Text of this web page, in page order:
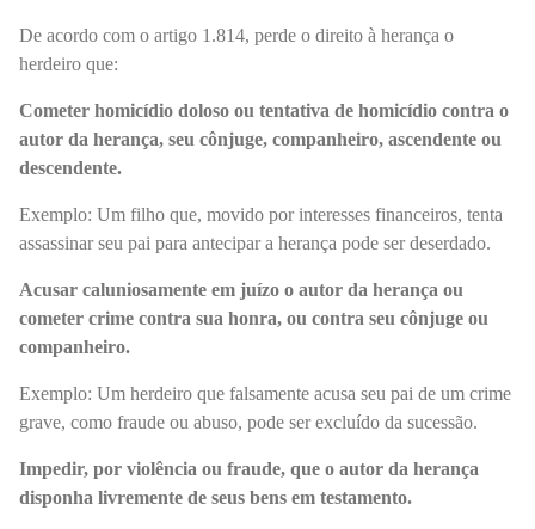
De acordo com o artigo 1.814, perde o direito à herança o
herdeiro que:
Cometer homicídio doloso ou tentativa de homicídio contra o
autor da herança, seu cônjuge, companheiro, ascendente ou
descendente.
Exemplo: Um filho que, movido por interesses financeiros, tenta
assassinar seu pai para antecipar a herança pode ser deserdado.
Acusar caluniosamente em juízo o autor da herança ou
cometer crime contra sua honra, ou contra seu cônjuge ou
companheiro.
Exemplo: Um herdeiro que falsamente acusa seu pai de um crime
grave, como fraude ou abuso, pode ser excluído da sucessão.
Impedir, por violência ou fraude, que o autor da herança
disponha livremente de seus bens em testamento.